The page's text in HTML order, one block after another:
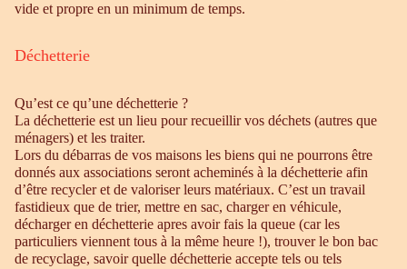
vide et propre en un minimum de temps.
Déchetterie
Qu’est ce qu’une déchetterie ?
La déchetterie est un lieu pour recueillir vos déchets (autres que
ménagers) et les traiter.
Lors du débarras de vos maisons les biens qui ne pourrons être
donnés aux associations seront acheminés à la déchetterie afin
d’être recycler et de valoriser leurs matériaux. C’est un travail
fastidieux que de trier, mettre en sac, charger en véhicule,
décharger en déchetterie apres avoir fais la queue (car les
particuliers viennent tous à la même heure !), trouver le bon bac
de recyclage, savoir quelle déchetterie accepte tels ou tels